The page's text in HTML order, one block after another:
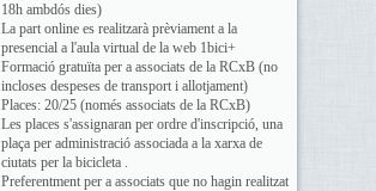
18h ambdós dies)
La part online es realitzarà prèviament a la
presencial a l'aula virtual de la web 1bici+
Formació gratuïta per a associats de la RCxB (no
incloses despeses de transport i allotjament)
Places: 20/25 (només associats de la RCxB)
Les places s'assignaran per ordre d'inscripció, una
plaça per administració associada a la xarxa de
ciutats per la bicicleta .
Preferentment per a associats que no hagin realitzat